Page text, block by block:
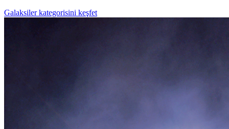
Galaksiler kategorisini keşfet